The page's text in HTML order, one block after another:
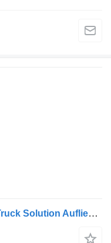
Euromix MTP EuromixMTP HD Truck Solution Auflieger für den Transport von Hol